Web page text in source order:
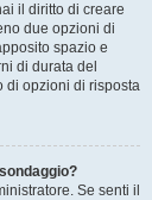
il diritto di creare
due opzioni di
spazio e
di durata del
di opzioni di risposta
Se senti il